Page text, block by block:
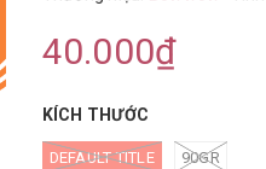
40.000₫
KÍCH THƯỚC
DEFAULT TITLE 90GR